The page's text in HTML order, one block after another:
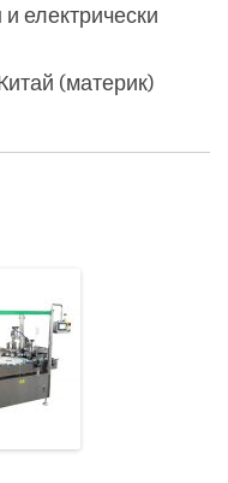
електрически
(материк)